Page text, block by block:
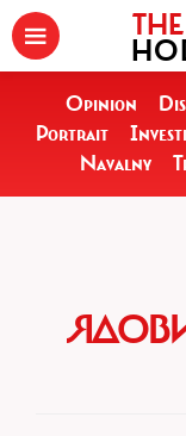
Opinion
Portrait
Navalny